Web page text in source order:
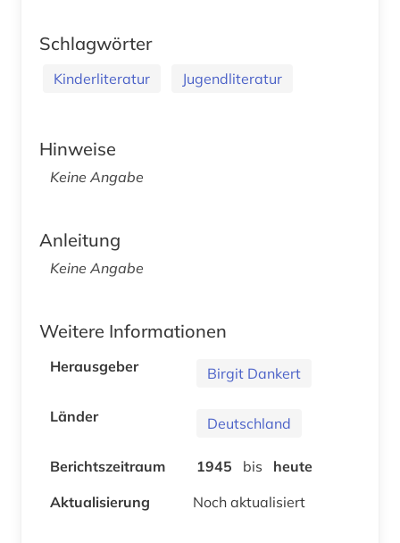
Schlagwörter
Kinderliteratur Jugendliteratur
Hinweise
Keine Angabe
Anleitung
Keine Angabe
Weitere Informationen
Herausgeber Birgit Dankert
Länder Deutschland
Berichtszeitraum 1945 bis
heute
Aktualisierung
Noch aktualisiert